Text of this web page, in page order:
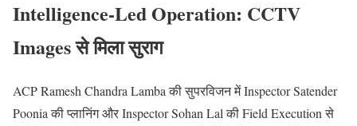
Intelligence-Led Operation: CCTV
Images से मिला सुराग
ACP Ramesh Chandra Lamba की सुपरविजन में Inspector Satender
Poonia की प्लानिंग और Inspector Sohan Lal की Field Execution से